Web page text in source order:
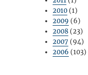
2010 (1)
2009 (6)
2008 (23)
2007 (94)
2006 (103)